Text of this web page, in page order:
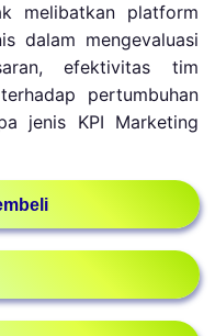
melibatkan platform
dalam mengevaluasi
efektivitas tim
pertumbuhan
jenis KPI Marketing
mengacu pada jumlah
toko fisik
tertentu. KPI ini
ketertarikan dan
pelanggan